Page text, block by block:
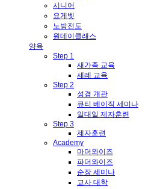
시니어
요게벳
노방전도
원데이클래스
양육
Step 1
새가족 교육
세례 교육
Step 2
성경 개관
큐티 베이직 세미나
일대일 제자훈련
Step 3
제자훈련
Academy
마더와이즈
파더와이즈
순장 세미나
교사 대학